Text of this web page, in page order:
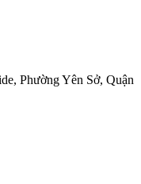
Phường Yên Sở, Quận